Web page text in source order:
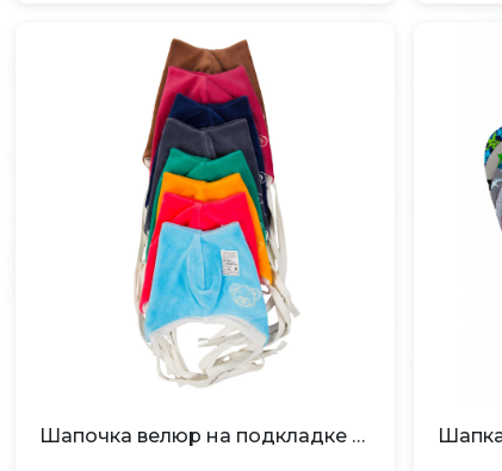
Шапочка велюр на подкладке 42-48 Ш-20-4